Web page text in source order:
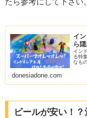
たら参考にして下さい。
イ
ら
イン
る特
なも
donesiadone.com
ビールが安い！